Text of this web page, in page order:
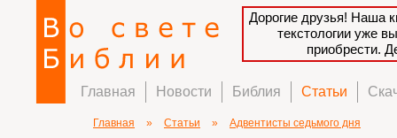
Дорогие друзья! Наша
текстологии уже
приобрести.
Главная Новости Библия Статьи
Главная » Статьи » Адвентисты седьмого дня